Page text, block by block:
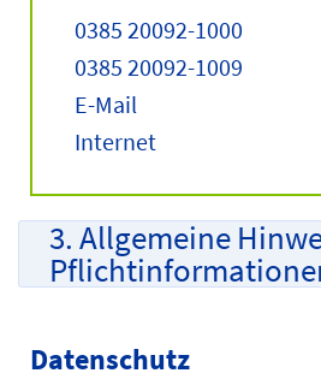
0385 20092-1000
0385 20092-1009
E-Mail
Internet
3. Allgemeine
Datenschutz